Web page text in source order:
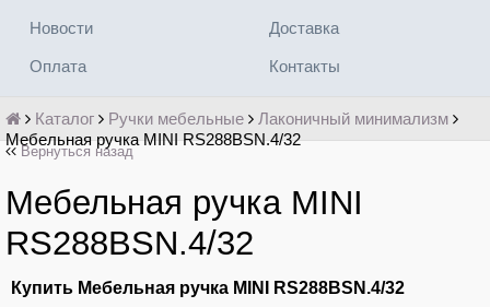
Новости Доставка
Оплата Контакты
Каталог Ручки мебельные
Лаконичный минимализм
Мебельная ручка MINI RS288BSN.4/32
Вернуться назад
Мебельная ручка MINI
RS288BSN.4/32
Купить Мебельная ручка MINI RS288BSN.4/32